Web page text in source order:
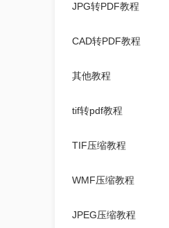
JPG转PDF教程
CAD转PDF教程
其他教程
tif转pdf教程
TIF压缩教程
WMF压缩教程
JPEG压缩教程